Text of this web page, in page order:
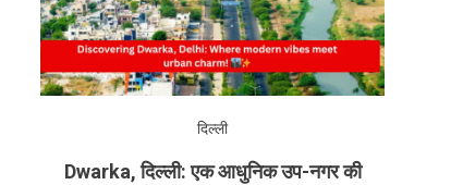
दिल्ली
Dwarka, दिल्ली: एक आधुनिक उप-नगर की